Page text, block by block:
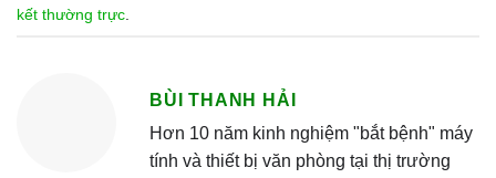
kết thường trực
BÙI THANH HẢI
Hơn 10 năm kinh nghiệm "bắt bệnh" máy
tính và thiết bị văn phòng tại thị trường